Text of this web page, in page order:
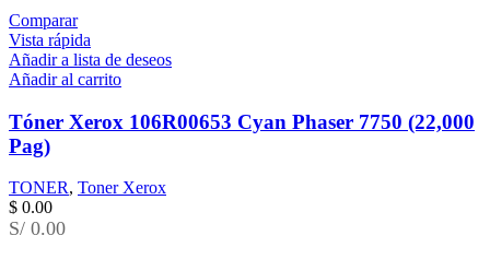
Comparar
Vista rápida
Añadir a lista de deseos
Añadir al carrito
Tóner Xerox 106R00653 Cyan Phaser 7750 (22,000
Pag)
TONER, Toner Xerox
$ 0.00
S/ 0.00